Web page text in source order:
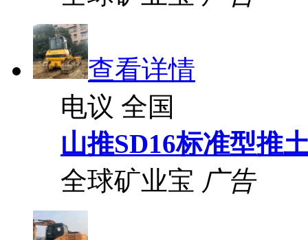
查看详情
电议 全国
山推SD16标准型推
全球矿业宝 广告